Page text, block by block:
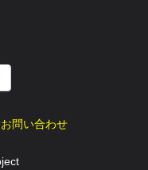
お問い合わせ